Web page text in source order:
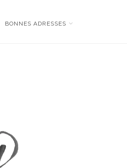
BONNES ADRESSES